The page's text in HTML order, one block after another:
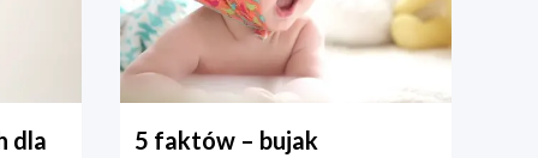
dla
5 faktów – bujak